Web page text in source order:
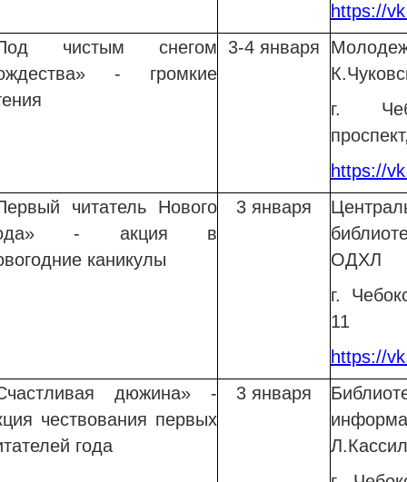
https://
чистым снегом
- громкие
3-4 января
г.
https://
читатель Нового
- акция в
каникулы
3 января
ОДХЛ
г.
11
https://
дюжина» -
чествования первых
года
3 января